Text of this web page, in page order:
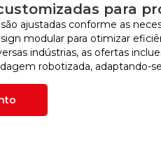
para
são ajustadas conforme as
modular para otimizar
indústrias, as ofertas
robotizada, adaptando-